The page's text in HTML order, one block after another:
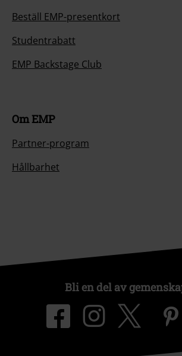
Beställ EMP-presentkort
Studentrabatt
EMP Backstage Club
Om EMP
Partner-program
Hållbarhet
Bli en del av